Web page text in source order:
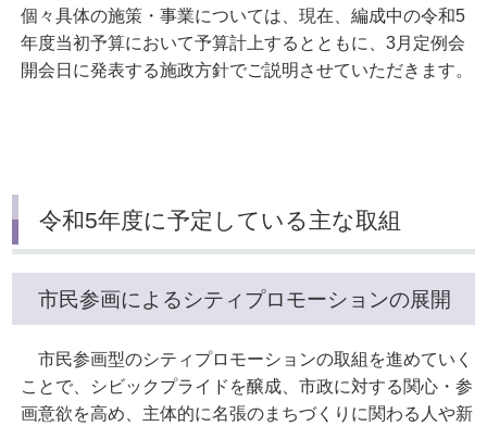
個々具体の施策・事業については、現在、編成中の令和5
年度当初予算において予算計上するとともに、3月定例会
開会日に発表する施政方針でご説明させていただきます。
令和5年度に予定している主な取組
市民参画によるシティプロモーションの展開
市民参画型のシティプロモーションの取組を進めていく
ことで、シビックプライドを醸成、市政に対する関心・参
画意欲を高め、主体的に名張のまちづくりに関わる人や新